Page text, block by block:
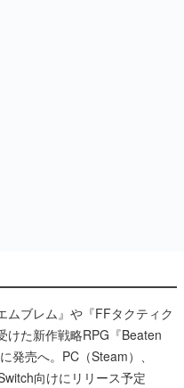
ムブレム』や『FFタクティク
けた新作戦略RPG『Beaten
発売へ。PC（Steam）、
向けにリリース予定